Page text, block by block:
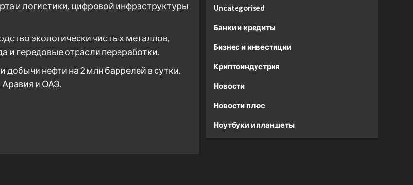
и логистики, цифровой инфраструктуры
экологически чистых металлов,
и передовые отрасли переработки.
нефти на 2 млн баррелей в сутки.
и ОАЭ.
Uncategorised
Банки и кредиты
Бизнес и инвестиции
Криптоиндустрия
Новости
Новости плюс
Ноутбуки и планшеты